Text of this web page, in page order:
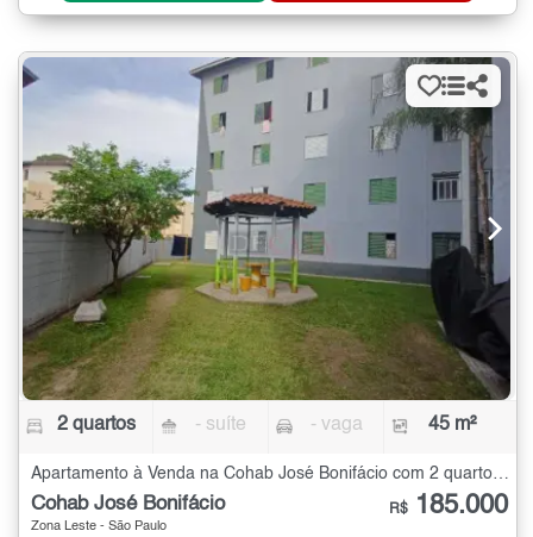
2 quartos - suíte - vaga 45 m²
Cohab José Bonifácio
Zona Leste - São Paulo
R$ 185.000